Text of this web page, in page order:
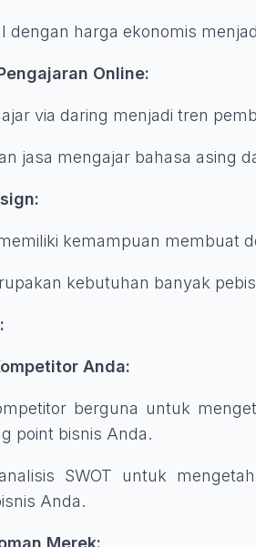
dengan harga ekonomis
Online:
via daring menjadi tren
jasa mengajar bahasa asing
kemampuan membuat
kebutuhan banyak
Anda:
berguna untuk
point bisnis Anda.
SWOT untuk
Anda.
Merek: